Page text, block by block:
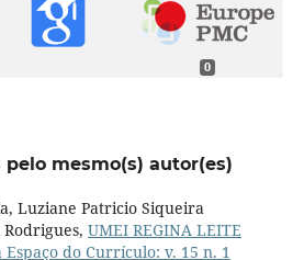
0
mesmo(s) autor(es)
Luziane Patricio Siqueira
UMEI REGINA LEITE
Espaço do Currículo: v. 15 n. 1